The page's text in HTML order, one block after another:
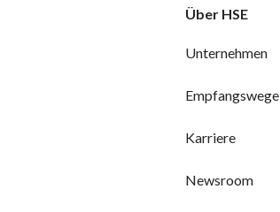
Über HSE
Unternehmen
Empfangswege
Karriere
Newsroom